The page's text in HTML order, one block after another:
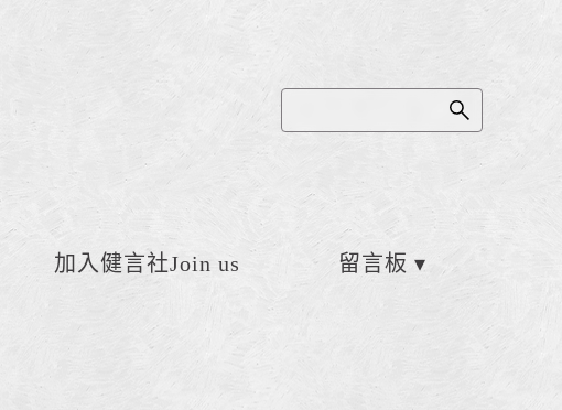
加入健言社Join us 留言板